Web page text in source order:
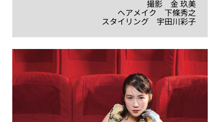
撮影 金 玖美
ヘアメイク 下條秀之
スタイリング 宇田川彩子